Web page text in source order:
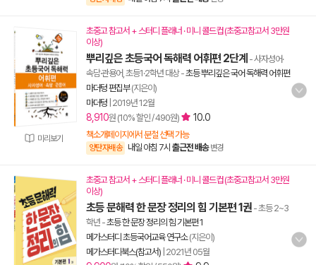
미리보기
초중고 참고서 + 스터디 플래너 · 미니 콜드컵 (초중고참고서 3만원
이상)
뿌리깊은 초등국어 독해력 어휘편 2단계 - 사자성어·
속담·관용어, 초등1·2학년 대상-초등 뿌리깊은 국어 독해력 어휘편
마더텅 편집부(지은이)
마더텅 2019년 12월
8,910원 (10% 할인 / 490원) 10.0
책소개페이지에서 분철 선택 가능
양탄자배송 내일 아침 7시 출근전 배송 변경
초중고 참고서 + 스터디 플래너 · 미니 콜드컵 (초중고참고서 3만원
이상)
초등 문해력 한 문장 정리의 힘 기본편 1권 - 초등 2~3
학년 -초등 한 문장 정리의 힘 기본편 1
메가스터디 초등국어교육 연구소(지은이)
메가스터디북스(참고서) 2021년 05월